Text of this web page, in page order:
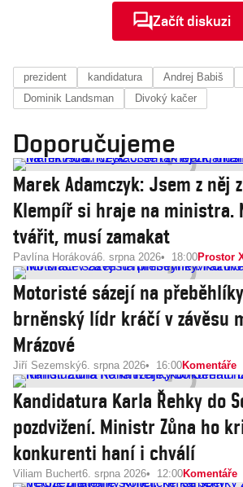
Začít diskuzi
prezident kandidatura Andrej Babiš
Dominik Landsman
Divoký kačer
Doporučujeme
Marek Adamczyk: Jsem z něj
Klempíř si hraje na ministra.
tvářit, musí zamakat
Pavlína Horáková6. srpna 2026 18:00Prostor
Motoristé sázejí na
brněnský lídr kráčí v závěsu
Mrázové
Jiří Sezemský6. srpna 2026 16:00Komentáře
Kandidatura Karla Řehky do
pozdvižení. Ministr Zůna ho
konkurenti haní i chválí
Viliam Buchert6. srpna 2026 12:00Komentáře